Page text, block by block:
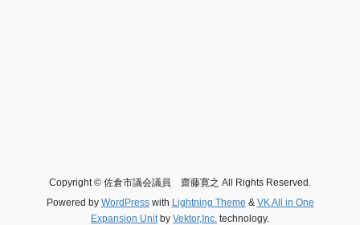
Copyright © 佐倉市議会議員 齋藤寛之 All Rights Reserved.
Powered by WordPresswith Lightning Theme & VK All in One
Expansion Unitby Vektor,Inc. technology.